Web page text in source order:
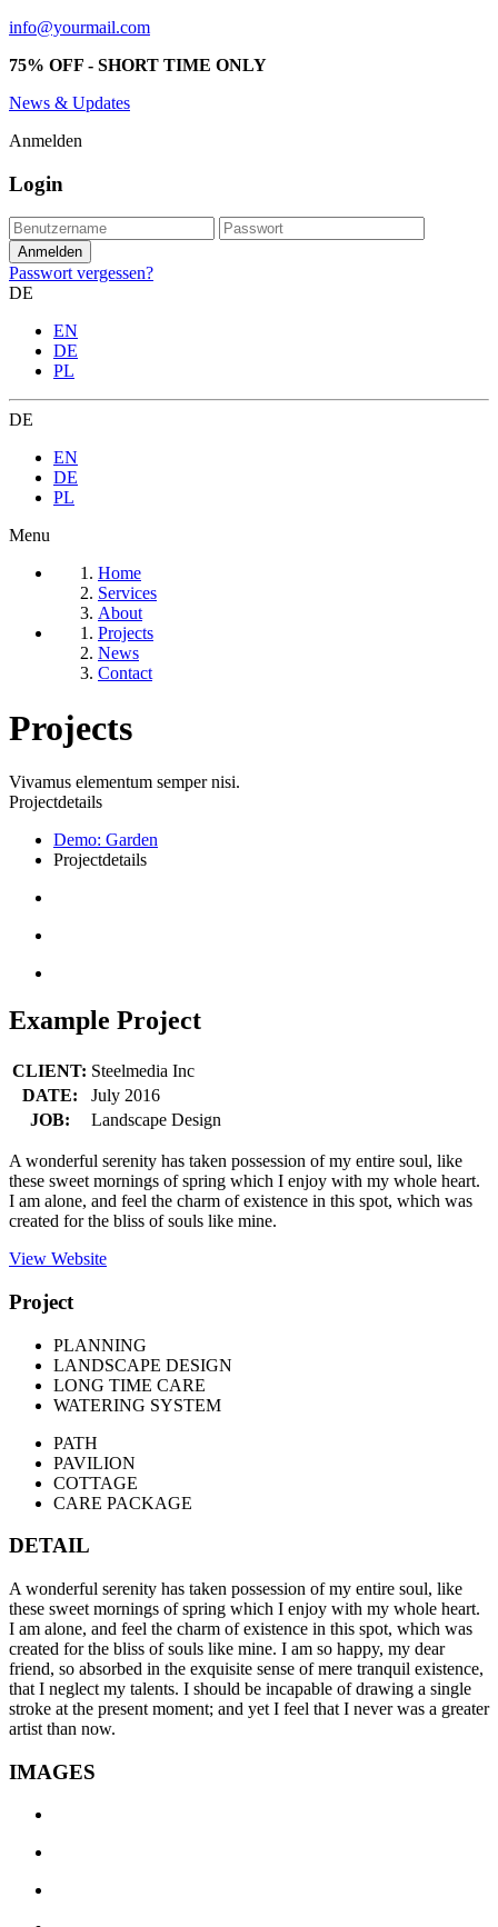
info@yourmail.com
75% OFF - SHORT TIME ONLY
News & Updates
Anmelden
Login
Passwort vergessen?
DE
EN
DE
PL
DE
EN
DE
PL
Menu
Home
Services
About
Projects
News
Contact
Projects
Vivamus elementum semper nisi.
Projectdetails
Demo: Garden
Projectdetails
Example Project
CLIENT: Steelmedia Inc
DATE:
July 2016
JOB:
Landscape Design
A wonderful serenity has taken possession of my entire soul, like
these sweet mornings of spring which I enjoy with my whole heart.
I am alone, and feel the charm of existence in this spot, which was
created for the bliss of souls like mine.
View Website
Project
PLANNING
LANDSCAPE DESIGN
LONG TIME CARE
WATERING SYSTEM
PATH
PAVILION
COTTAGE
CARE PACKAGE
DETAIL
A wonderful serenity has taken possession of my entire soul, like
these sweet mornings of spring which I enjoy with my whole heart.
I am alone, and feel the charm of existence in this spot, which was
created for the bliss of souls like mine. I am so happy, my dear
friend, so absorbed in the exquisite sense of mere tranquil existence,
that I neglect my talents. I should be incapable of drawing a single
stroke at the present moment; and yet I feel that I never was a greater
artist than now.
IMAGES